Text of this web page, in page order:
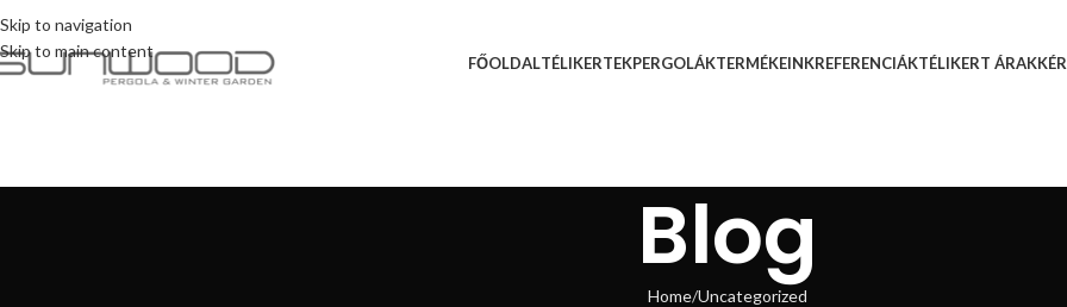
Skip to navigation
Skip to main content
FŐOLDALTÉLIKERTEKPERGOLÁKTERMÉKEINKREFERENCIÁKTÉLIKERT ÁRAK
Blog
Home Uncategorized